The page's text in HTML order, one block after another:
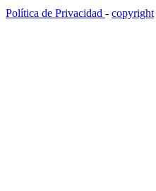
Política de Privacidad - copyright